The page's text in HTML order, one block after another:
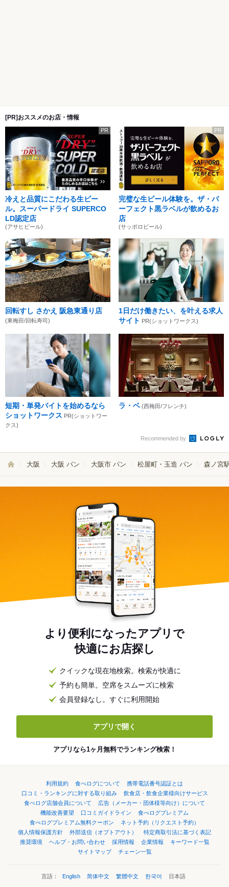
[PR]おススメのお店・情報
PR
冷えと品質にこだわる生ビー
ル。スーパードライ SUPERCO
LD認定店
(アサヒビール)
PR
完璧な生ビール体験を。ザ・パ
ーフェクト黒ラベルが飲めるお
店
(サッポロビール)
回転すし さかえ 阪急東通り店
(東梅田/回転寿司)
1日だけ働きたい、を叶える求人
サイト PR(ショットワークス)
短期・単発バイトを始めるなら
ショットワークス PR(ショットワー
クス)
ラ・ベ (西梅田/フレンチ)
Recommended by
大阪 大阪 パン 大阪市 パン 松屋町・玉造 パン 森ノ宮
より便利になったアプリで
快適にお店探し
クイックな現在地検索。検索が快適に
予約も簡単。空席をスムーズに検索
会員登録なし。すぐに利用開始
アプリで開く
アプリなら1ヶ月無料でランキング検索！
利用規約 食べログについて
携帯電話番号認証とは
口コミ・ランキングに対する取り組み
飲食店・飲食企業様向けサービス
食べログ店舗会員について
広告（メーカー・団体様等向け）について
機能改善要望
口コミガイドライン
食べログプレミアム
食べログプレミアム無料クーポン
ネット予約（リクエスト予約）
個人情報保護方針
外部送信（オプトアウト）
特定商取引法に基づく表記
推奨環境
ヘルプ・お問い合わせ 採用情報 企業情報
キーワード一覧
サイトマップ
チェーン一覧
言語： English 简体中文 繁體中文 한국어 日本語